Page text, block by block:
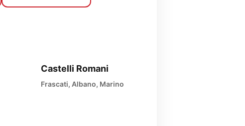
Castelli Romani
Frascati, Albano, Marino